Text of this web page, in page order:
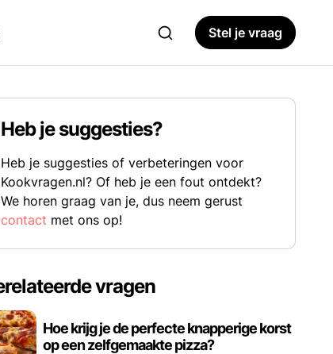
Stel je vraag
Heb je suggesties?
Heb je suggesties of verbeteringen voor
Kookvragen.nl? Of heb je een fout ontdekt?
We horen graag van je, dus neem gerust
contact met ons op!
vragen
Hoe krijg je de perfecte knapperige korst
op een zelfgemaakte pizza?